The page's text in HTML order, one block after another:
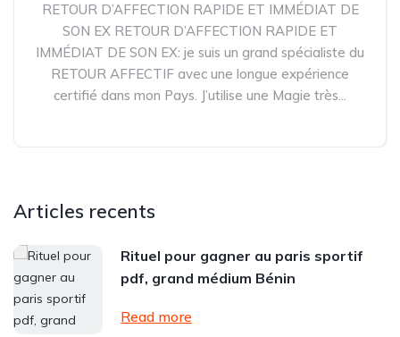
RETOUR D’AFFECTION RAPIDE ET IMMÉDIAT DE
SON EX RETOUR D’AFFECTION RAPIDE ET
IMMÉDIAT DE SON EX: je suis un grand spécialiste du
RETOUR AFFECTIF avec une longue expérience
certifié dans mon Pays. J’utilise une Magie très...
Articles recents
Rituel pour gagner au paris sportif
pdf, grand médium Bénin
Read more